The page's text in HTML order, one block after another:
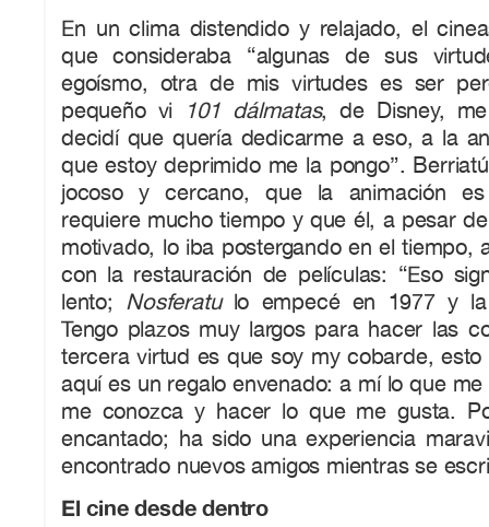
En un clima distendido y relajado, el
que consideraba “algunas de sus
egoísmo, otra de mis virtudes es ser
pequeño vi
101 dálmatas, de Disney,
decidí que quería dedicarme a eso, a la
que estoy deprimido me la pongo”.
jocoso y cercano, que la animación
requiere mucho tiempo y que él, a pesar
motivado, lo iba postergando en el tiempo,
con la restauración de películas: “Eso
lento; Nosferatulo empecé en 1977 y la
Tengo plazos muy largos para hacer las
tercera virtud es que soy my cobarde,
aquí es un regalo envenado: a mí lo que
me conozca y hacer lo que me gusta.
encantado; ha sido una experiencia
encontrado nuevos amigos mientras se
El cine desde dentro